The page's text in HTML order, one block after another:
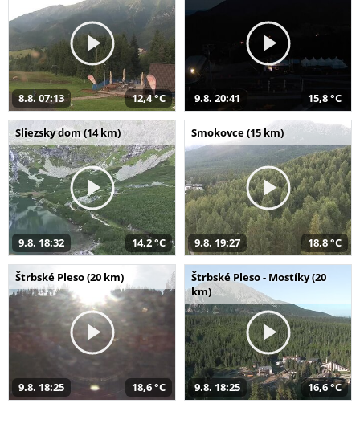
8.8. 07:13 12,4 °C 9.8. 20:41 15,8 °C
Sliezsky dom (14 km)
9.8. 18:32 14,2 °C
Smokovce (15 km)
9.8. 19:27 18,8 °C
Štrbské Pleso (20 km)
9.8. 18:25 18,6 °C
Štrbské Pleso - Mostíky (20
km)
9.8. 18:25 16,6 °C